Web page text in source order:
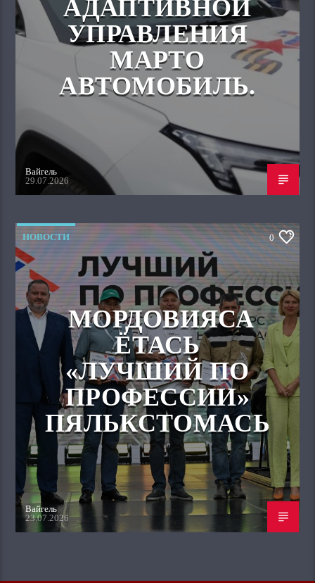
АДАПТИВНОЙ
УПРАВЛЕНИЯ
МАРТО
АВТОМОБИЛЬ.
Вайгель
29.07.2026
НОВОСТИ 0
МОРДОВИЯСА
ЁТАСЬ
«ЛУЧШИЙ ПО
ПРОФЕССИИ»
ПЯЛЬКСТОМАСЬ
Вайгель
23.07.2026